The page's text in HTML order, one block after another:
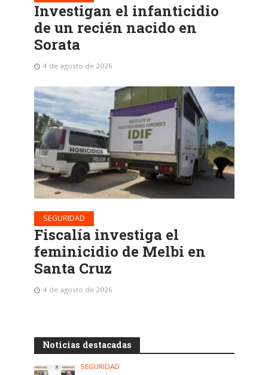
Investigan el infanticidio
de un recién nacido en
Sorata
4 de agosto de 2026
SEGURIDAD
Fiscalía investiga el
feminicidio de Melbi en
Santa Cruz
4 de agosto de 2026
Noticias destacadas
SEGURIDAD